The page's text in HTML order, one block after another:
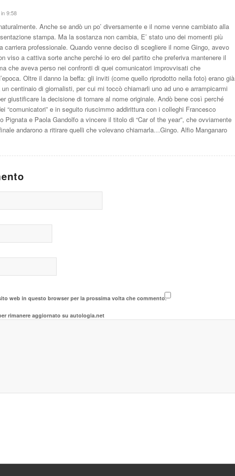
9:58
Anche se andò un po’ diversamente e il nome venne cambiato alla
stampa. Ma la sostanza non cambia, E’ stato uno dei momenti più
carriera professionale. Quando venne deciso di scegliere il nome Gingo, avevo
viso a cattiva sorte anche perché io ero del partito che preferiva mantenere il
che aveva perso nei confronti di quei comunicatori improvvisati che
Oltre il danno la beffa: gli inviti (come quello riprodotto nella foto) erano già
centinaio di giornalisti, per cui mi toccò chiamarli uno ad uno e arrampicarmi
giustificare la decisione di tornare al nome originale. Andò bene così perché
“comunicatori” e in seguito riuscimmo addirittura con i colleghi Francesco
Pignata e Paola Gandolfo a vincere il titolo di “Car of the year”, che ovviamente
andarono a ritirare quelli che volevano chiamarla…Gingo. Alfio Manganaro
web in questo browser per la prossima volta che commento.
rimanere aggiornato su autologia.net